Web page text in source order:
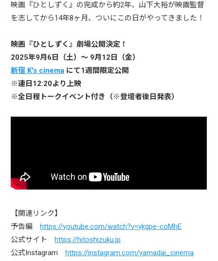
映画『ひとしずく』の完成から約2年、山下大裕が映画監督
を志してから14年8ヶ月、ついにこの日がやってきました！
映画『ひとしずく』劇場公開決定！
2025年9月6日（土）～ 9月12日（金）
新宿 K's cinema にて1週間限定公開
※連日12:20より上映
※全日程トークイベント付き（※登壇者後日発表）
【関連リンク】
予告編https://youtube.com/watch?v=ykgpe-coMhE
公式サイトhttps://hitoshizuku.jp
公式Instagramhttps://instagram.com/yamadai_cinema